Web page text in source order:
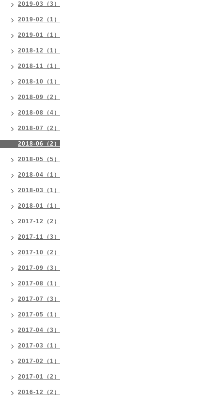
2019-03（3）
2019-02（1）
2019-01（1）
2018-12（1）
2018-11（1）
2018-10（1）
2018-09（2）
2018-08（4）
2018-07（2）
2018-06（2）
2018-05（5）
2018-04（1）
2018-03（1）
2018-01（1）
2017-12（2）
2017-11（3）
2017-10（2）
2017-09（3）
2017-08（1）
2017-07（3）
2017-05（1）
2017-04（3）
2017-03（1）
2017-02（1）
2017-01（2）
2016-12（2）